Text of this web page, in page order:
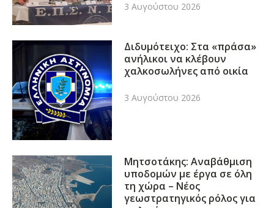
3 Αυγούστου 2026
Διδυμότειχο: Στα «πράσα»
ανήλικοι να κλέβουν
χαλκοσωλήνες από οικία
3 Αυγούστου 2026
Μητσοτάκης: Αναβάθμιση
υποδομών με έργα σε όλη
τη χώρα – Νέος
γεωστρατηγικός ρόλος για